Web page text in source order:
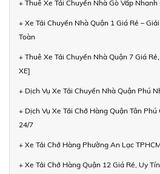
+ Thuê Xe Tải Chuyển Nhà Gò Vấp
+ Xe Tải Chuyển Nhà Quận 1 Giá Rẻ –
Toàn
+ Thuê Xe Tải Chuyển Nhà Quận 7 Giá
XE]
+ Dịch Vụ Xe Tải Chuyển Nhà Quận Phú
+ Dịch Vụ Xe Tải Chở Hàng Quận Tân
24/7
+ Xe Tải Chở Hàng Phường An Lạc
+ Xe Tải Chở Hàng Quận 12 Giá Rẻ, Uy